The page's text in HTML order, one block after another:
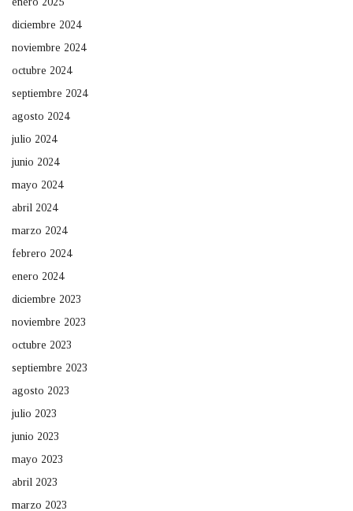
diciembre 2024
noviembre 2024
octubre 2024
septiembre 2024
agosto 2024
julio 2024
junio 2024
mayo 2024
abril 2024
marzo 2024
febrero 2024
enero 2024
diciembre 2023
noviembre 2023
octubre 2023
septiembre 2023
agosto 2023
julio 2023
junio 2023
mayo 2023
abril 2023
marzo 2023